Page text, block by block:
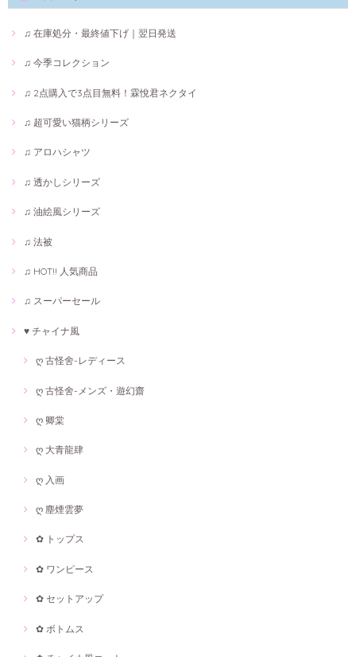
♫ 在庫処分・最終値下げ｜翌日発送
♫ 今季コレクション
♫ 2点購入で3点目無料！霖悅君ネクタイ
♫ 超可愛い猫柄シリーズ
♫ アロハシャツ
♫ 透かしシリーズ
♫ 油絵風シリーズ
♫ 法被
♫ HOT!! 人気商品
♫ スーパーセール
♥ チャイナ風
ღ 古怪舍-レディース
ღ 古怪舍-メンズ・遊幻齋
ღ 卿棠
ღ 大青龍肆
ღ 入画
ღ 塵煙雲夢
✿ トップス
✿ ワンピース
✿ セットアップ
✿ ボトムス